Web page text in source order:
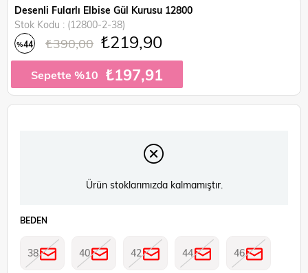
Desenli Fularlı Elbise Gül Kurusu 12800
Stok Kodu
(12800-2-38)
%44 ₺390,00 ₺219,90
Sepette %10 ₺197,91
Ürün stoklarımızda kalmamıştır.
BEDEN
38 40 42 44 46